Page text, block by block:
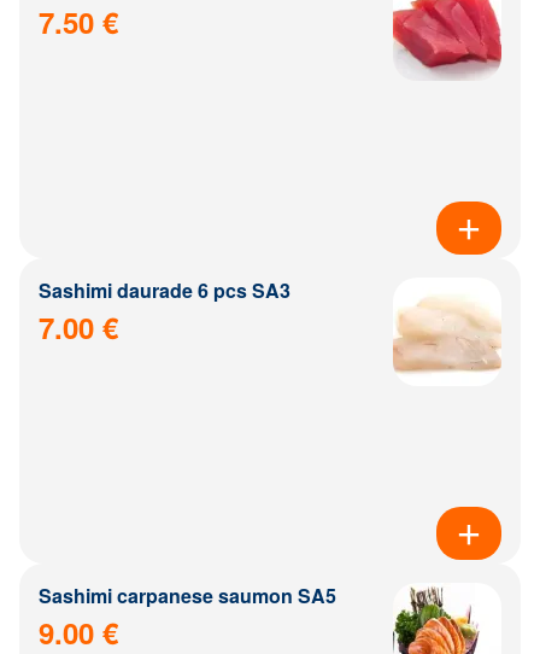
7.50 €
Sashimi daurade 6 pcs SA3
7.00 €
Sashimi carpanese saumon SA5
9.00 €